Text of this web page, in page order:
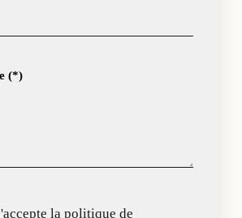
(*)
la politique de